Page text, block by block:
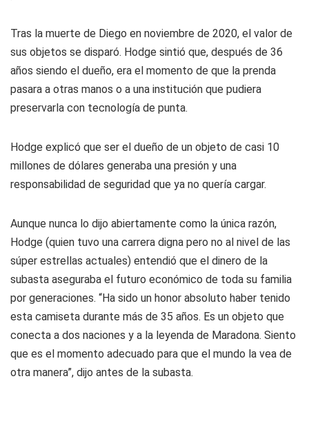
Tras la muerte de Diego en noviembre de 2020, el valor de
sus objetos se disparó. Hodge sintió que, después de 36
años siendo el dueño, era el momento de que la prenda
pasara a otras manos o a una institución que pudiera
preservarla con tecnología de punta.
Hodge explicó que ser el dueño de un objeto de casi 10
millones de dólares generaba una presión y una
responsabilidad de seguridad que ya no quería cargar.
Aunque nunca lo dijo abiertamente como la única razón,
Hodge (quien tuvo una carrera digna pero no al nivel de las
súper estrellas actuales) entendió que el dinero de la
subasta aseguraba el futuro económico de toda su familia
por generaciones. “Ha sido un honor absoluto haber tenido
esta camiseta durante más de 35 años. Es un objeto que
conecta a dos naciones y a la leyenda de Maradona. Siento
que es el momento adecuado para que el mundo la vea de
otra manera”, dijo antes de la subasta.